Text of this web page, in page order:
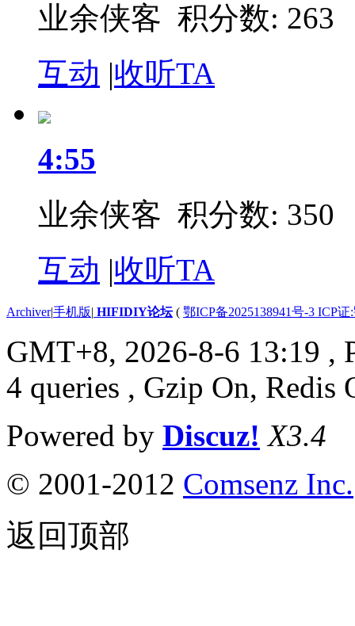
业余侠客 积分数: 263
互动 |收听TA
4:55
业余侠客 积分数: 350
互动 |收听TA
Archiver|手机版| HIFIDIY论坛( 鄂ICP备2025138941号-3 ICP
GMT+8, 2026-8-6 13:19 ,
4 queries , Gzip On, Redis
Powered by Discuz! X3.4
© 2001-2012 Comsenz Inc.
返回顶部